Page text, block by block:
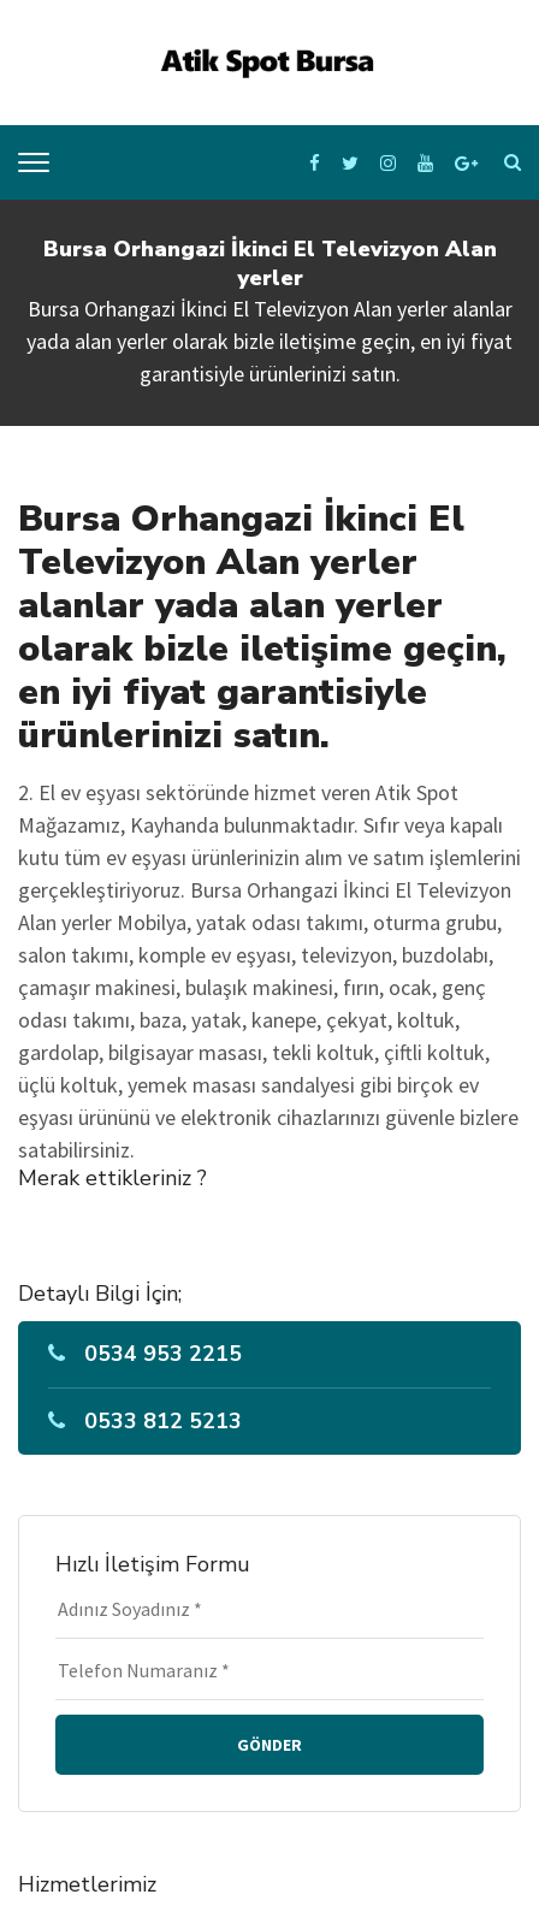
Bursa Orhangazi İkinci El Televizyon Alan
yerler
Bursa Orhangazi İkinci El Televizyon Alan yerler alanlar
yada alan yerler olarak bizle iletişime geçin, en iyi fiyat
garantisiyle ürünlerinizi satın.
Bursa Orhangazi İkinci El
Televizyon Alan yerler
alanlar yada alan yerler
olarak bizle iletişime geçin,
en iyi fiyat garantisiyle
ürünlerinizi satın.
2. El ev eşyası sektöründe hizmet veren Atik Spot
Mağazamız, Kayhanda bulunmaktadır. Sıfır veya kapalı
kutu tüm ev eşyası ürünlerinizin alım ve satım işlemlerini
gerçekleştiriyoruz. Bursa Orhangazi İkinci El Televizyon
Alan yerler Mobilya, yatak odası takımı, oturma grubu,
salon takımı, komple ev eşyası, televizyon, buzdolabı,
çamaşır makinesi, bulaşık makinesi, fırın, ocak, genç
odası takımı, baza, yatak, kanepe, çekyat, koltuk,
gardolap, bilgisayar masası, tekli koltuk, çiftli koltuk,
üçlü koltuk, yemek masası sandalyesi gibi birçok ev
eşyası ürününü ve elektronik cihazlarınızı güvenle bizlere
satabilirsiniz.
Merak ettikleriniz ?
Detaylı Bilgi İçin;
0534 953 2215
0533 812 5213
Hızlı İletişim Formu
GÖNDER
Hizmetlerimiz